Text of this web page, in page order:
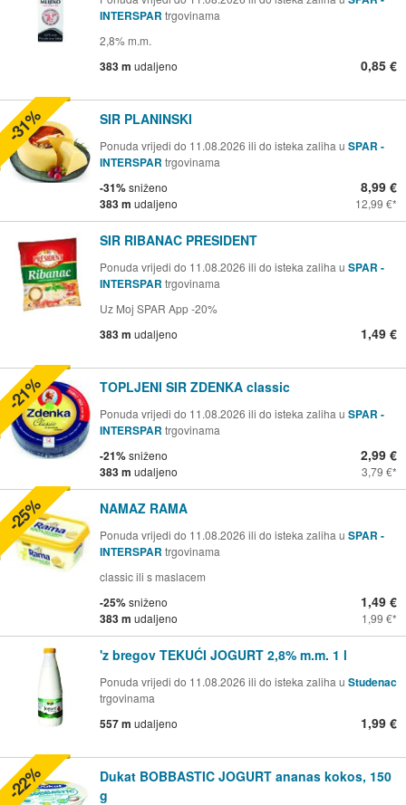
INTERSPAR trgovinama
2,8% m.m.
383 m udaljeno 0,85 €
SIR PLANINSKI
Ponuda vrijedi do 11.08.2026 ili do isteka zaliha u SPAR -
INTERSPAR trgovinama
-31%sniženo
383 m udaljeno
8,99 €
12,99 €
-31%
SIR RIBANAC PRESIDENT
Ponuda vrijedi do 11.08.2026 ili do isteka zaliha u SPAR -
INTERSPAR trgovinama
Uz Moj SPAR App -20%
383 m udaljeno 1,49 €
TOPLJENI SIR ZDENKA classic
Ponuda vrijedi do 11.08.2026 ili do isteka zaliha u SPAR -
INTERSPAR trgovinama
-21%sniženo
383 m udaljeno
2,99 €
3,79 €
-21%
NAMAZ RAMA
Ponuda vrijedi do 11.08.2026 ili do isteka zaliha u SPAR -
INTERSPAR trgovinama
classic ili s maslacem
-25%sniženo
383 m udaljeno
1,49 €
1,99 €
-25%
'z bregov TEKUĆI JOGURT 2,8% m.m. 1 l
Ponuda vrijedi do 11.08.2026 ili do isteka zaliha u Studenac
trgovinama
557 m udaljeno 1,99 €
Dukat BOBBASTIC JOGURT ananas kokos, 150
g
-22%